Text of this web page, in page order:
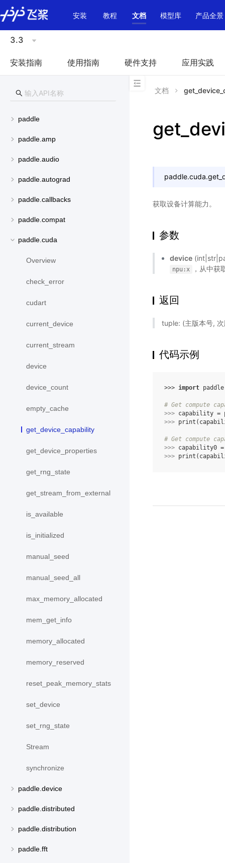
\u200E
安装
教程 文档 模型库 产品全景
3.3
安装指南 使用指南 硬件支持 应用实践
paddle
paddle.amp
paddle.audio
paddle.autograd
paddle.callbacks
paddle.compat
paddle.cuda
Overview
check_error
cudart
current_device
current_stream
device
device_count
empty_cache
get_device_capability
get_device_properties
get_rng_state
get_stream_from_external
is_available
is_initialized
manual_seed
manual_seed_all
max_memory_allocated
mem_get_info
memory_allocated
memory_reserved
reset_peak_memory_stats
set_device
set_rng_state
Stream
synchronize
paddle.device
paddle.distributed
paddle.distribution
paddle.fft
文档
paddle.cuda.
获取设备计算能力。
参数
device
npu:x ，从中
返回
tuple: (主版本号,
代码示例
>>> import paddle
# Get compute
>>> capability =
>>> print (
# Get compute
>>> capability0 =
>>> print (